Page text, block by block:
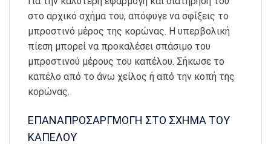
στο αρχικό σχήμα του, απόφυγε να σφίξεις το
μπροστινό μέρος της κορώνας. Η υπερβολική
πίεση μπορεί να προκαλέσει σπάσιμο του
μπροστινού μέρους του καπέλου. Σήκωσε το
καπέλο από το άνω χείλος ή από την κοπή της
κορώνας.
ΕΠΑΝΑΠΡΟΣΑΡΓΜΟΓΗ ΣΤΟ ΣΧΗΜΑ ΤΟΥ
ΚΑΠΕΛΟΥ